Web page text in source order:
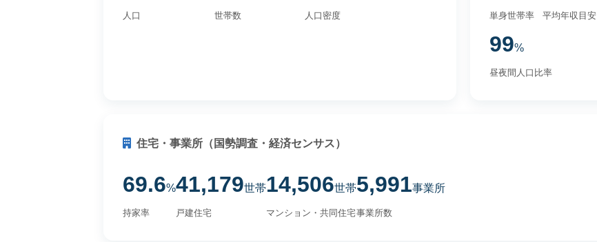
人口 世帯数 人口密度 単身世帯率 平均年収目安
99%
昼夜間人口比率
住宅・事業所（国勢調査・経済センサス）
69.6%
持家率
41,179世帯
戸建住宅
14,506世帯
マンション・共同住宅
5,991事業所
事業所数